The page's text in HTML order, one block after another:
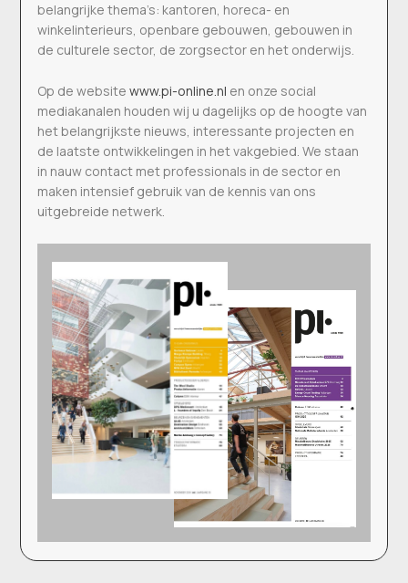
belangrijke thema’s: kantoren, horeca- en
winkelinterieurs, openbare gebouwen, gebouwen in
de culturele sector, de zorgsector en het onderwijs.
Op de websitewww.pi-online.nl en onze social
mediakanalen houden wij u dagelijks op de hoogte van
het belangrijkste nieuws, interessante projecten en
de laatste ontwikkelingen in het vakgebied. We staan
in nauw contact met professionals in de sector en
maken intensief gebruik van de kennis van ons
uitgebreide netwerk.